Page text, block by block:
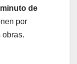
de
por
obras.